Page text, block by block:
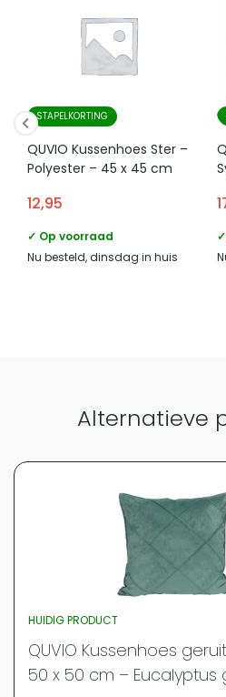
STAPELKORTING
QUVIO Kussenhoes Ster –
Polyester – 45 x 45 cm
12,95
✓ Op voorraad
Nu besteld, dinsdag in huis
Alternatieve
HUIDIG PRODUCT
QUVIO Kussenhoes
50 x 50 cm – Eucalyptus